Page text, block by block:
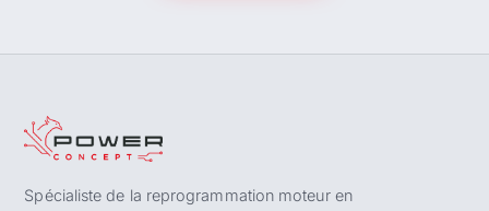
Spécialiste de la reprogrammation moteur en